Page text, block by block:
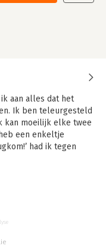
aan alles dat het
Ik ben teleurgesteld
kan moeilijk elke twee
een enkeltje
had ik tegen
een matroesjka-pop,
tot je bij het
van de pop vormt.
bij jezelf: door